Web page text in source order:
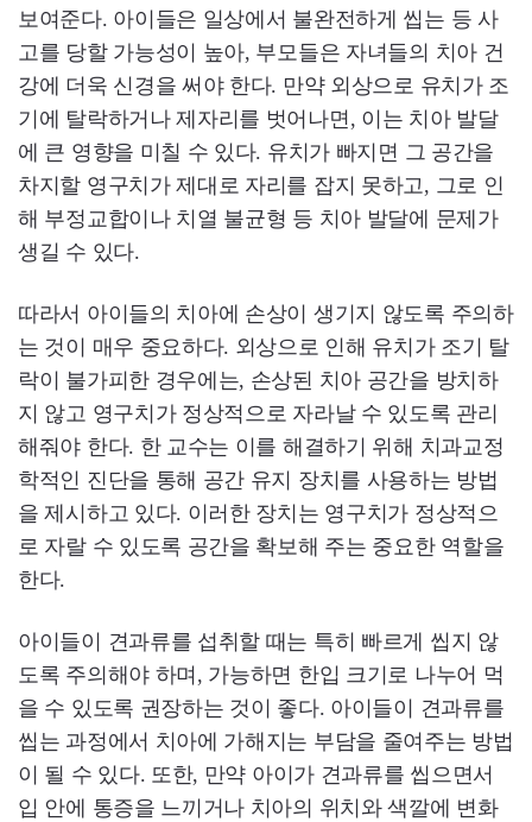
보여준다. 아이들은 일상에서 불완전하게 씹는 등 사
고를 당할 가능성이 높아, 부모들은 자녀들의 치아 건
강에 더욱 신경을 써야 한다. 만약 외상으로 유치가 조
기에 탈락하거나 제자리를 벗어나면, 이는 치아 발달
에 큰 영향을 미칠 수 있다. 유치가 빠지면 그 공간을
차지할 영구치가 제대로 자리를 잡지 못하고, 그로 인
해 부정교합이나 치열 불균형 등 치아 발달에 문제가
생길 수 있다.
따라서 아이들의 치아에 손상이 생기지 않도록 주의하
는 것이 매우 중요하다. 외상으로 인해 유치가 조기 탈
락이 불가피한 경우에는, 손상된 치아 공간을 방치하
지 않고 영구치가 정상적으로 자라날 수 있도록 관리
해줘야 한다. 한 교수는 이를 해결하기 위해 치과교정
학적인 진단을 통해 공간 유지 장치를 사용하는 방법
을 제시하고 있다. 이러한 장치는 영구치가 정상적으
로 자랄 수 있도록 공간을 확보해 주는 중요한 역할을
한다.
아이들이 견과류를 섭취할 때는 특히 빠르게 씹지 않
도록 주의해야 하며, 가능하면 한입 크기로 나누어 먹
을 수 있도록 권장하는 것이 좋다. 아이들이 견과류를
씹는 과정에서 치아에 가해지는 부담을 줄여주는 방법
이 될 수 있다. 또한, 만약 아이가 견과류를 씹으면서
입 안에 통증을 느끼거나 치아의 위치와 색깔에 변화